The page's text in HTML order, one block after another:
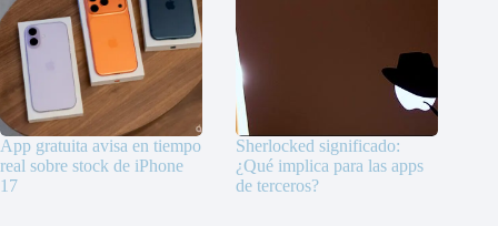
App gratuita avisa en tiempo
real sobre stock de iPhone
17
Sherlocked significado:
¿Qué implica para las apps
de terceros?